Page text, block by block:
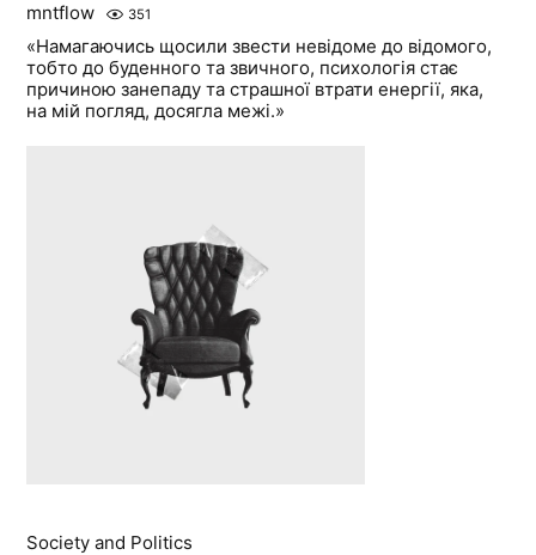
mntflow 351
«Намагаючись щосили звести невідоме до відомого,
тобто до буденного та звичного, психологія стає
причиною занепаду та страшної втрати енергії, яка,
на мій погляд, досягла межі.»
Society and Politics